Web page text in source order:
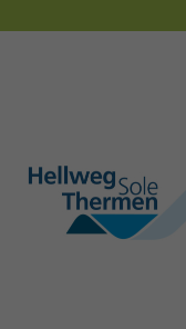
hellweg-sole-
thermen.de